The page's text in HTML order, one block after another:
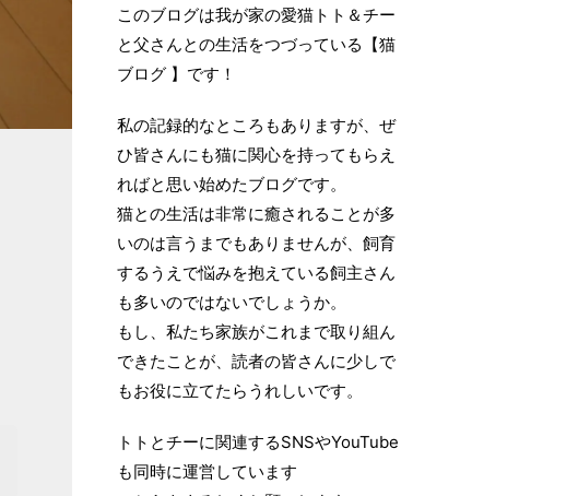
このブログは我が家の愛猫トト＆チー
と父さんとの生活をつづっている【猫
ブログ 】です！
私の記録的なところもありますが、ぜ
ひ皆さんにも猫に関心を持ってもらえ
ればと思い始めたブログです。
猫との生活は非常に癒されることが多
いのは言うまでもありませんが、飼育
するうえで悩みを抱えている飼主さん
も多いのではないでしょうか。
もし、私たち家族がこれまで取り組ん
できたことが、読者の皆さんに少しで
もお役に立てたらうれしいです。
トトとチーに関連するSNSやYouTube
も同時に運営しています